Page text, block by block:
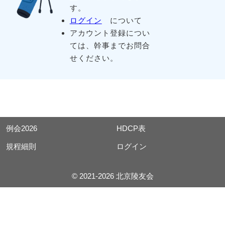
す。
ログイン
について
アカウント登録につい
ては、幹事までお問合
せください。
例会2026 HDCP表
規程細則 ログイン
© 2021-2026 北京陵友会